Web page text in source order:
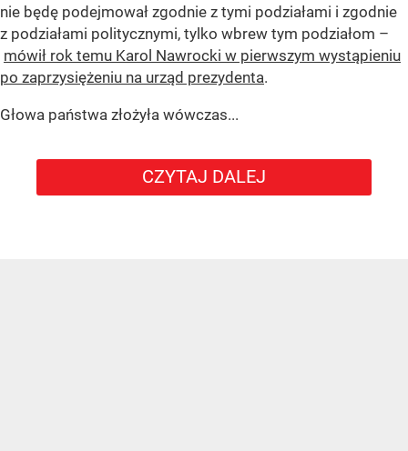
nie będę podejmował zgodnie z tymi podziałami i zgodnie
z podziałami politycznymi, tylko wbrew tym podziałom –
mówił rok temu Karol Nawrocki w pierwszym wystąpieniu
po zaprzysiężeniu na urząd prezydenta.
Głowa państwa złożyła wówczas...
CZYTAJ DALEJ